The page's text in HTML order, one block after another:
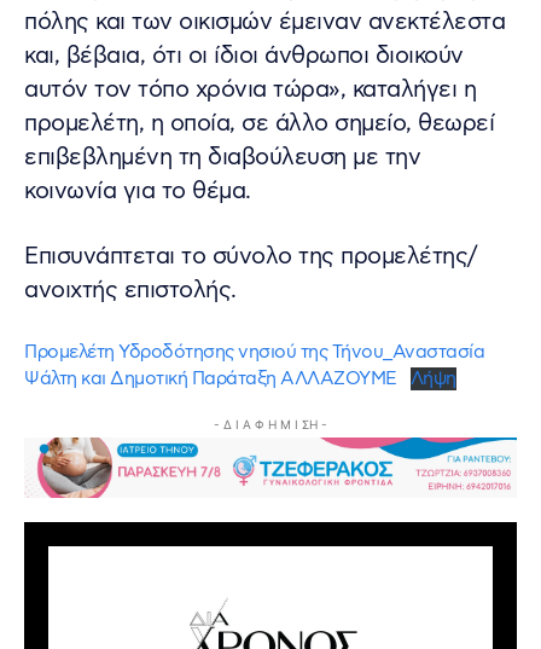
πόλης και των οικισμών έμειναν ανεκτέλεστα
και, βέβαια, ότι οι ίδιοι άνθρωποι διοικούν
αυτόν τον τόπο χρόνια τώρα», καταλήγει η
προμελέτη, η οποία, σε άλλο σημείο, θεωρεί
επιβεβλημένη τη διαβούλευση με την
κοινωνία για το θέμα.
Επισυνάπτεται το σύνολο της προμελέτης/
ανοιχτής επιστολής.
Προμελέτη Υδροδότησης νησιού της Τήνου_Αναστασία
Ψάλτη και Δημοτική Παράταξη ΑΛΛΑΖΟΥΜΕ
Λήψη
- Δ Ι Α Φ Η Μ Ι ΣΗ -